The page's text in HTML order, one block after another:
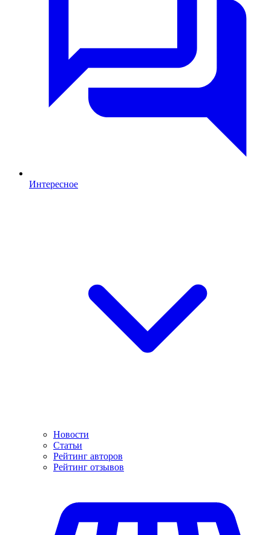
Интересное
Новости
Статьи
Рейтинг авторов
Рейтинг отзывов